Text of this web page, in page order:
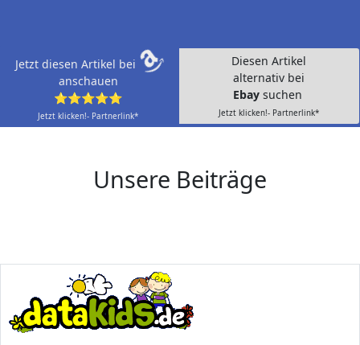
Jetzt diesen Artikel bei
anschauen
⭐⭐⭐⭐⭐
Jetzt klicken!- Partnerlink*
Diesen Artikel
alternativ bei
Ebay suchen
Jetzt klicken!- Partnerlink*
Unsere Beiträge